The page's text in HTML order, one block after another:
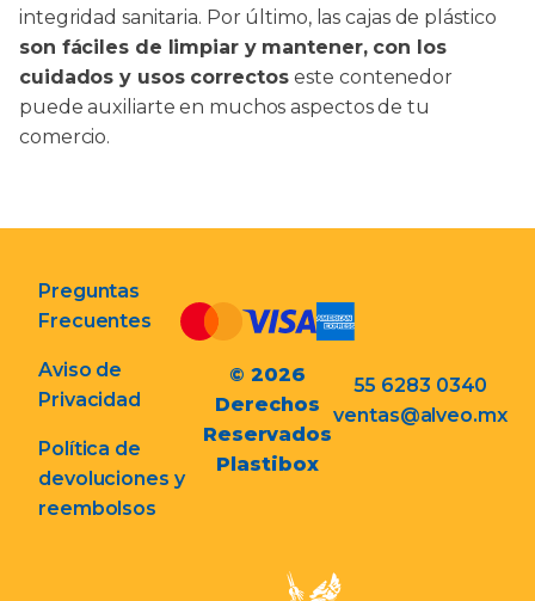
integridad sanitaria. Por último, las cajas de plástico
son fáciles de limpiar y mantener, con los
cuidados y usos correctoseste contenedor
puede auxiliarte en muchos aspectos de tu
comercio.
Preguntas
Frecuentes
Aviso de
Privacidad
Política de
devoluciones y
reembolsos
© 2026
Derechos
Reservados
Plastibox
55 6283 0340
ventas@alveo.mx